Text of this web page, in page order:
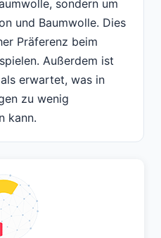
sondern um
und Baumwolle. Dies
Präferenz beim
Außerdem ist
erwartet, was in
zu wenig
kann.